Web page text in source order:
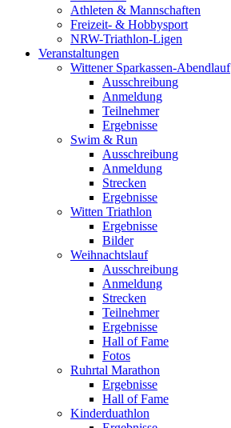
Athleten & Mannschaften
Freizeit- & Hobbysport
NRW-Triathlon-Ligen
Veranstaltungen
Wittener Sparkassen-Abendlauf
Ausschreibung
Anmeldung
Teilnehmer
Ergebnisse
Swim & Run
Ausschreibung
Anmeldung
Strecken
Ergebnisse
Witten Triathlon
Ergebnisse
Bilder
Weihnachtslauf
Ausschreibung
Anmeldung
Strecken
Teilnehmer
Ergebnisse
Hall of Fame
Fotos
Ruhrtal Marathon
Ergebnisse
Hall of Fame
Kinderduathlon